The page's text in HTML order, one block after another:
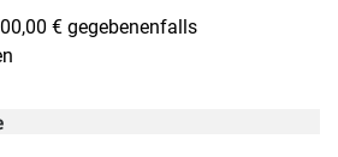
€ gegebenenfalls